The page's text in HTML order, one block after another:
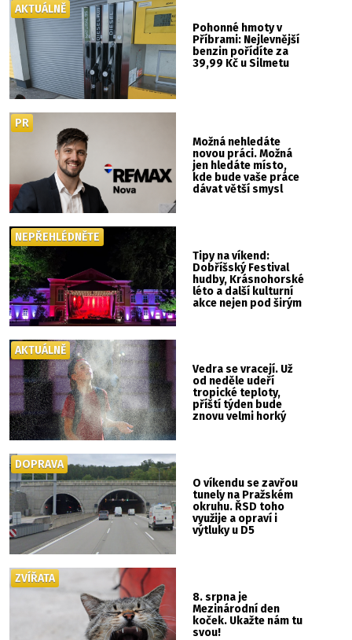
Pohonné hmoty v
Příbrami: Nejlevnější
benzin pořídíte za
39,99 Kč u Silmetu
AKTUÁLNĚ
Možná nehledáte
novou práci. Možná
jen hledáte místo,
kde bude vaše práce
dávat větší smysl
PR
Tipy na víkend:
Dobříšský Festival
hudby, Krásnohorské
léto a další kulturní
akce nejen pod širým
NEPŘEHLÉDNĚTE
Vedra se vracejí. Už
od neděle udeří
tropické teploty,
příští týden bude
znovu velmi horký
AKTUÁLNĚ
O víkendu se zavřou
tunely na Pražském
okruhu. ŘSD toho
využije a opraví i
výtluky u D5
DOPRAVA
8. srpna je
Mezinárodní den
koček. Ukažte nám tu
svou!
ZVÍŘATA